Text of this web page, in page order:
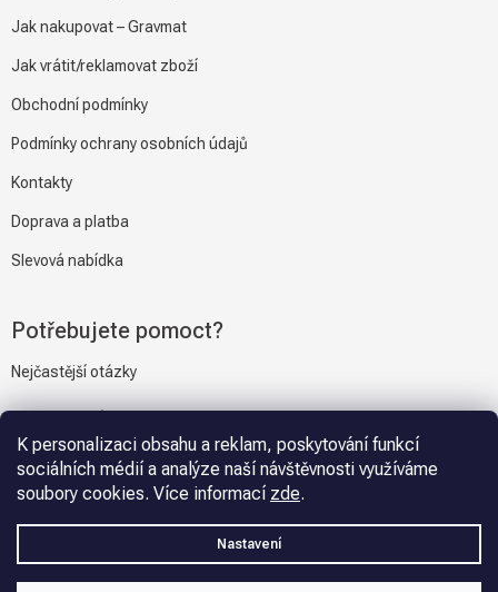
K personalizaci obsahu a reklam, poskytování funkcí
sociálních médií a analýze naší návštěvnosti využíváme
soubory cookies. Více informací zde.
Nastavení
Jak nakupovat – Gravmat
Jak vrátit/reklamovat zboží
Obchodní podmínky
Podmínky ochrany osobních údajů
Kontakty
Doprava a platba
Slevová nabídka
Potřebujete pomoct?
Nejčastější otázky
Napiště nám
Copyright 2026Gravmat.cz. Všechna práva vyhrazena.Upravit